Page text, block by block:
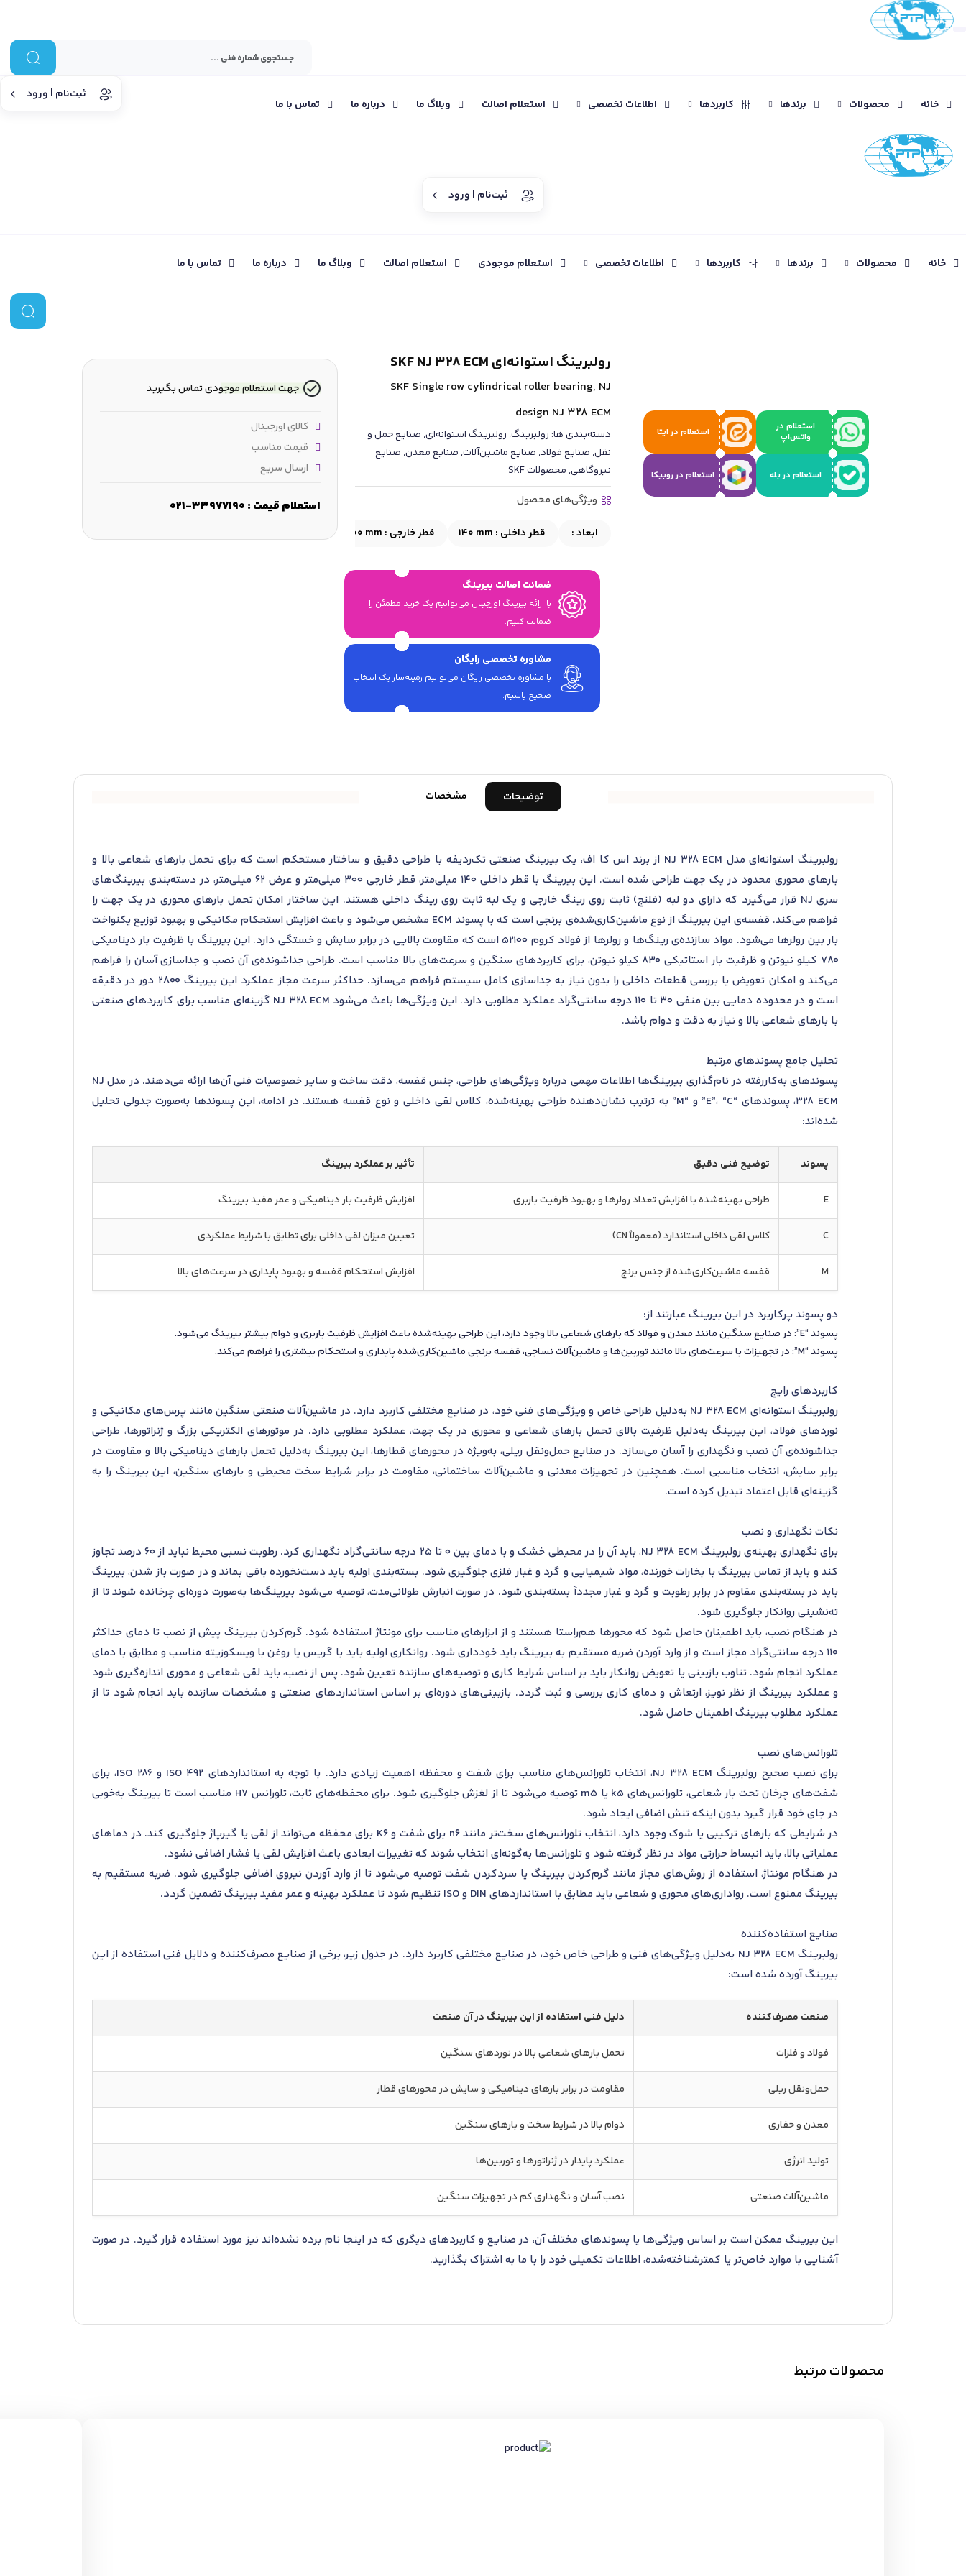
ثبت‌نام | ورود
خانه محصولات برندها کاربردها اطلاعات تخصصی استعلام اصالت وبلاگ ما درباره ما تماس با ما
ثبت‌نام | ورود
خانه محصولات برندها کاربردها اطلاعات تخصصی استعلام موجودی استعلام اصالت وبلاگ ما درباره ما تماس با ما
استعلام در
واتس‌اپ
استعلام در ایتا
استعلام در بله استعلام در روبیکا
رولبرینگ استوانه‌ای SKF NJ 328 ECM
SKF Single row cylindrical roller bearing, NJ
design NJ 328 ECM
دسته‌بندی ها: رولبرینگ,رولبرینگ استوانه‌ای,صنایع حمل و
نقل,صنایع فولاد,صنایع ماشین‌آلات,صنایع معدن,صنایع
نیروگاهی,محصولات SKF
ویژگی‌های محصول
ابعاد : قطر داخلی : 140 mm قطر خارجی : 300 mm ابعاد لبه‌ مورب :
ضمانت اصالت بیرینگ
با ارائه بیرینگ اورجینال می‎‌توانیم یک خرید مطمئن را
ضمانت کنیم.
مشاوره تخصصی رایگان
با مشاوره تخصصی رایگان می‌توانیم زمینه‌ساز یک انتخاب
صحیح باشیم.
جهت استعلام موجودی تماس بگیرید
کالای اورجینال
قیمت مناسب
ارسال سریع
استعلام قیمت : 33977190-021
توضیحات مشخصات
رولبرینگ استوانه‌ای مدل NJ 328 ECM از برند اس کا اف، یک بیرینگ صنعتی تک‌ردیفه با طراحی دقیق و ساختار مستحکم است که برای تحمل بارهای شعاعی بالا و
بارهای محوری محدود در یک جهت طراحی شده است. این بیرینگ با قطر داخلی 140 میلی‌متر، قطر خارجی 300 میلی‌متر و عرض 62 میلی‌متر، در دسته‌بندی بیرینگ‌های
سری NJ قرار می‌گیرد که دارای دو لبه (فلنج) ثابت روی رینگ خارجی و یک لبه ثابت روی رینگ داخلی هستند. این ساختار امکان تحمل بارهای محوری در یک جهت را
فراهم می‌کند. قفسه‌ی این بیرینگ از نوع ماشین‌کاری‌شده‌ی برنجی است که با پسوند ECM مشخص می‌شود و باعث افزایش استحکام مکانیکی و بهبود توزیع یکنواخت
بار بین رولرها می‌شود. مواد سازنده‌ی رینگ‌ها و رولرها از فولاد کروم 52100 است که مقاومت بالایی در برابر سایش و خستگی دارد. این بیرینگ با ظرفیت بار دینامیکی
780 کیلو نیوتن و ظرفیت بار استاتیکی 830 کیلو نیوتن، برای کاربردهای سنگین و سرعت‌های بالا مناسب است. طراحی جداشونده‌ی آن نصب و جداسازی آسان را فراهم
می‌کند و امکان تعویض یا بررسی قطعات داخلی را بدون نیاز به جداسازی کامل سیستم فراهم می‌سازد. حداکثر سرعت مجاز عملکرد این بیرینگ 2800 دور در دقیقه
است و در محدوده دمایی بین منفی 30 تا 110 درجه سانتی‌گراد عملکرد مطلوبی دارد. این ویژگی‌ها باعث می‌شود NJ 328 ECM گزینه‌ای مناسب برای کاربردهای صنعتی
با بارهای شعاعی بالا و نیاز به دقت و دوام باشد.
تحلیل جامع پسوندهای مرتبط
پسوندهای به‌کاررفته در نام‌گذاری بیرینگ‌ها اطلاعات مهمی درباره ویژگی‌های طراحی، جنس قفسه، دقت ساخت و سایر خصوصیات فنی آن‌ها ارائه می‌دهند. در مدل NJ
328 ECM، پسوندهای “E”، “C” و “M” به ترتیب نشان‌دهنده طراحی بهینه‌شده، کلاس لقی داخلی و نوع قفسه هستند. در ادامه، این پسوندها به‌صورت جدولی تحلیل
شده‌اند:
پسوند توضیح فنی دقیق تأثیر بر عملکرد بیرینگ
E طراحی بهینه‌شده با افزایش تعداد رولرها و بهبود ظرفیت باربری افزایش ظرفیت بار دینامیکی و عمر مفید بیرینگ
C کلاس لقی داخلی استاندارد (معمولاً CN) تعیین میزان لقی داخلی برای تطابق با شرایط عملکردی
M قفسه ماشین‌کاری‌شده از جنس برنج افزایش استحکام قفسه و بهبود پایداری در سرعت‌های بالا
دو پسوند پرکاربرد در این بیرینگ عبارتند از:
پسوند “E”: در صنایع سنگین مانند معدن و فولاد که بارهای شعاعی بالا وجود دارد، این طراحی بهینه‌شده باعث افزایش ظرفیت باربری و دوام بیشتر بیرینگ می‌شود.
پسوند “M”: در تجهیزات با سرعت‌های بالا مانند توربین‌ها و ماشین‌آلات نساجی، قفسه برنجی ماشین‌کاری‌شده پایداری و استحکام بیشتری را فراهم می‌کند.
کاربردهای رایج
رولبرینگ استوانه‌ای NJ 328 ECM به‌دلیل طراحی خاص و ویژگی‌های فنی خود، در صنایع مختلفی کاربرد دارد. در ماشین‌آلات صنعتی سنگین مانند پرس‌های مکانیکی و
نوردهای فولاد، این بیرینگ به‌دلیل ظرفیت بالای تحمل بارهای شعاعی و محوری در یک جهت، عملکرد مطلوبی دارد. در موتورهای الکتریکی بزرگ و ژنراتورها، طراحی
جداشونده‌ی آن نصب و نگهداری را آسان می‌سازد. در صنایع حمل‌ونقل ریلی، به‌ویژه در محورهای قطارها، این بیرینگ به‌دلیل تحمل بارهای دینامیکی بالا و مقاومت در
برابر سایش، انتخاب مناسبی است. همچنین در تجهیزات معدنی و ماشین‌آلات ساختمانی، مقاومت در برابر شرایط سخت محیطی و بارهای سنگین، این بیرینگ را به
گزینه‌ای قابل اعتماد تبدیل کرده است.
نکات نگهداری و نصب
برای نگهداری بهینه‌ی رولبرینگ NJ 328 ECM، باید آن را در محیطی خشک و با دمای بین 0 تا 25 درجه سانتی‌گراد نگهداری کرد. رطوبت نسبی محیط نباید از 60 درصد تجاوز
کند و باید از تماس بیرینگ با بخارات خورنده، مواد شیمیایی و گرد و غبار فلزی جلوگیری شود. بسته‌بندی اولیه باید دست‌نخورده باقی بماند و در صورت باز شدن، بیرینگ
باید در بسته‌بندی مقاوم در برابر رطوبت و گرد و غبار مجدداً بسته‌بندی شود. در صورت انبارش طولانی‌مدت، توصیه می‌شود بیرینگ‌ها به‌صورت دوره‌ای چرخانده شوند تا از
ته‌نشینی روانکار جلوگیری شود.
در هنگام نصب، باید اطمینان حاصل شود که محورها هم‌راستا هستند و از ابزارهای مناسب برای مونتاژ استفاده شود. گرم‌کردن بیرینگ پیش از نصب تا دمای حداکثر
110 درجه سانتی‌گراد مجاز است و از وارد آوردن ضربه مستقیم به بیرینگ باید خودداری شود. روانکاری اولیه باید با گریس یا روغن با ویسکوزیته مناسب و مطابق با دمای
عملکرد انجام شود. تناوب بازبینی یا تعویض روانکار باید بر اساس شرایط کاری و توصیه‌های سازنده تعیین شود. پس از نصب، باید لقی شعاعی و محوری اندازه‌گیری شود
و عملکرد بیرینگ از نظر نویز، ارتعاش و دمای کاری بررسی و ثبت گردد. بازبینی‌های دوره‌ای بر اساس استانداردهای صنعتی و مشخصات سازنده باید انجام شود تا از
عملکرد مطلوب بیرینگ اطمینان حاصل شود.
تلورانس‌های نصب
برای نصب صحیح رولبرینگ NJ 328 ECM، انتخاب تلورانس‌های مناسب برای شفت و محفظه اهمیت زیادی دارد. با توجه به استانداردهای ISO 492 و ISO 286، برای
شفت‌های چرخان تحت بار شعاعی، تلورانس‌های k5 یا m5 توصیه می‌شود تا از لغزش جلوگیری شود. برای محفظه‌های ثابت، تلورانس H7 مناسب است تا بیرینگ به‌خوبی
در جای خود قرار گیرد بدون اینکه تنش اضافی ایجاد شود.
در شرایطی که بارهای ترکیبی یا شوک وجود دارد، انتخاب تلورانس‌های سخت‌تر مانند n6 برای شفت و K6 برای محفظه می‌تواند از لقی یا گیرپاژ جلوگیری کند. در دماهای
عملیاتی بالا، باید انبساط حرارتی مواد در نظر گرفته شود و تلورانس‌ها به‌گونه‌ای انتخاب شوند که تغییرات ابعادی باعث افزایش لقی یا فشار اضافی نشود.
در هنگام مونتاژ، استفاده از روش‌های مجاز مانند گرم‌کردن بیرینگ یا سردکردن شفت توصیه می‌شود تا از وارد آوردن نیروی اضافی جلوگیری شود. ضربه مستقیم به
بیرینگ ممنوع است. رواداری‌های محوری و شعاعی باید مطابق با استانداردهای DIN و ISO تنظیم شود تا عملکرد بهینه و عمر مفید بیرینگ تضمین گردد.
صنایع استفاده‌کننده
رولبرینگ NJ 328 ECM به‌دلیل ویژگی‌های فنی و طراحی خاص خود، در صنایع مختلفی کاربرد دارد. در جدول زیر، برخی از صنایع مصرف‌کننده و دلایل فنی استفاده از این
بیرینگ آورده شده است:
صنعت مصرف‌کننده دلیل فنی استفاده از این بیرینگ در آن صنعت
فولاد و فلزات تحمل بارهای شعاعی بالا در نوردهای سنگین
حمل‌ونقل ریلی مقاومت در برابر بارهای دینامیکی و سایش در محورهای قطار
معدن و حفاری دوام بالا در شرایط سخت و بارهای سنگین
تولید انرژی عملکرد پایدار در ژنراتورها و توربین‌ها
ماشین‌آلات صنعتی نصب آسان و نگهداری کم در تجهیزات سنگین
این بیرینگ ممکن است بر اساس ویژگی‌ها یا پسوندهای مختلف آن، در صنایع و کاربردهای دیگری که در اینجا نام برده نشده‌اند نیز مورد استفاده قرار گیرد. در صورت
آشنایی با موارد خاص‌تر یا کمترشناخته‌شده، اطلاعات تکمیلی خود را با ما به اشتراک بگذارید.
محصولات مرتبط